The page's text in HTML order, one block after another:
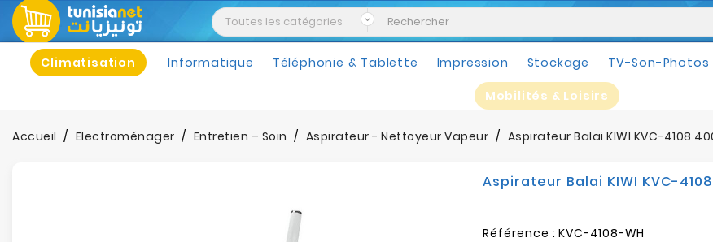
Climatisation Informatique Téléphonie & Tablette Impression Stockage TV-Son-Photos
Mobilités & Loisirs
Accueil Electroménager Entretien – Soin Aspirateur - Nettoyeur Vapeur Aspirateur Balai KIWI KVC-4108
Aspirateur Balai KIWI KVC-
Référence : KVC-4108-WH